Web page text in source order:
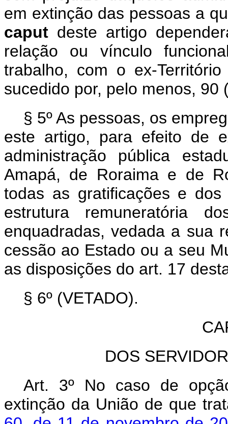
em extinção das pessoas a
caput deste artigo
relação ou vínculo
trabalho, com o ex-
sucedido por, pelo menos, 90
§ 5º As pessoas, os
este artigo, para efeito de
administração pública
Amapá, de Roraima e de
todas as gratificações e
estrutura remuneratória
enquadradas, vedada a sua
cessão ao Estado ou a seu
as disposições do art. 17
§ 6º (VETADO).
DOS
Art. 3º No caso de
extinção da União de que